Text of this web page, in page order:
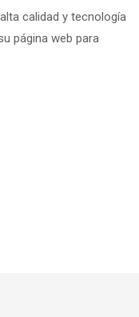
calidad y tecnología
página web para